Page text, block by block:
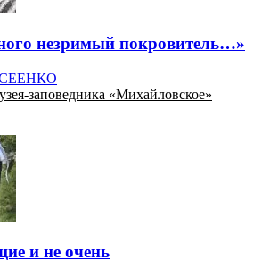
незримый покровитель…»
заповедника «Михайловское»
и не очень